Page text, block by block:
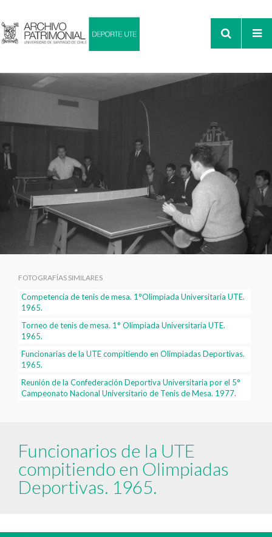
FOTOGRAFÍAS SIMILARES
Competencia de tenis de mesa. 1°Olimpiada Universitaria UTE.
1965.
Torneo de tenis de mesa. 1° Olimpiada Universitaria UTE.
1965.
Funcionarias de la UTE compitiendo en Olimpiadas Deportivas.
1965.
Reunión de la Confederación Deportiva Universitaria por el 5°
Campeonato Nacional Universitario de Tenis de Mesa. 1977.
Funcionarios de la UTE
compitiendo en Olimpiadas
Deportivas. 1965.